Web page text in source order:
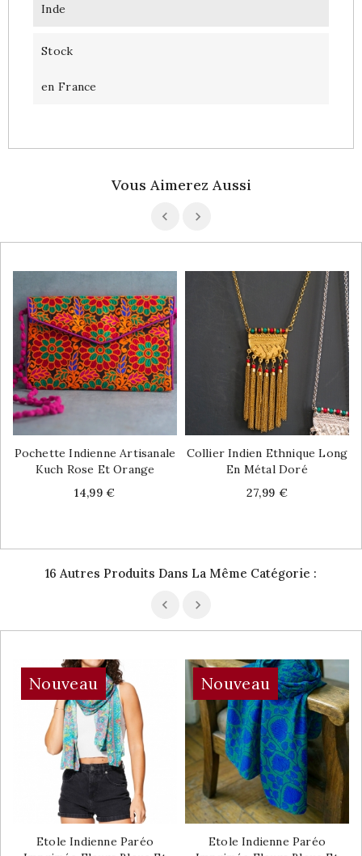
Inde
Stock
en France
Vous Aimerez Aussi
Pochette Indienne Artisanale
Kuch Rose Et Orange
Price
14,99 €
Collier Indien Ethnique Long
En Métal Doré
Price
27,99 €
16 Autres Produits Dans La Même Catégorie :
Nouveau
Etole Indienne Paréo
Nouveau
Etole Indienne Paréo